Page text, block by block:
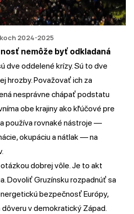
2024-2025
nemôže byť odkladaná
dve oddelené krízy. Sú to dve
hrozby. Považovať ich za
nesprávne chápať podstatu
obe krajiny ako kľúčové pre
používa rovnaké nástroje —
okupáciu a nátlak — na
dobrej vôle. Je to akt
Dovoliť Gruzínsku rozpadnúť sa
bezpečnosť Európy,
v demokratický Západ.